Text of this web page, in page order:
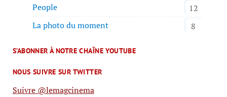
People
12
La photo du moment
8
S’ABONNER À NOTRE CHAÎNE YOUTUBE
NOUS SUIVRE SUR TWITTER
Suivre @lemagcinema